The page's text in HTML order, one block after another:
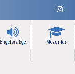
Mezunlar
Engelsiz Ege